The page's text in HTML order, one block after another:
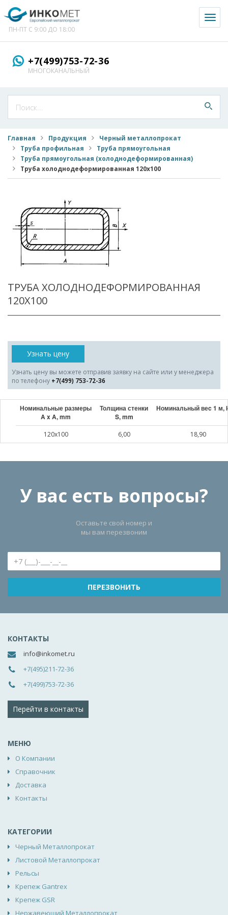
ПН-ПТ С 9:00 ДО 18:00
+7(499)753-72-36
МНОГОКАНАЛЬНЫЙ
Главная Продукция
Черный металлопрокат
Труба профильная
Труба прямоугольная
Труба прямоугольная (холоднодеформированная)
Труба холоднодеформированная 120x100
ТРУБА ХОЛОДНОДЕФОРМИРОВАННАЯ
120X100
Узнать цену
Узнать цену вы можете отправив заявку на сайте или у менеджера
по телефону +7(499) 753-72-36
Номинальные размеры
A x A, mm
Толщина стенки
S, mm
Номинальный веc 1 м,
120x100 6,00 18,90
У вас есть вопросы?
Оставьте свой номер и
мы вам перезвоним
КОНТАКТЫ
info@inkomet.ru
+7(495)211-72-36
+7(499)753-72-36
Перейти в контакты
МЕНЮ
О Компании
Справочник
Доставка
Контакты
КАТЕГОРИИ
Черный Металлопрокат
Листовой Металлопрокат
Рельсы
Крепеж Gantrex
Крепеж GSR
Нержавеющий Металлопрокат